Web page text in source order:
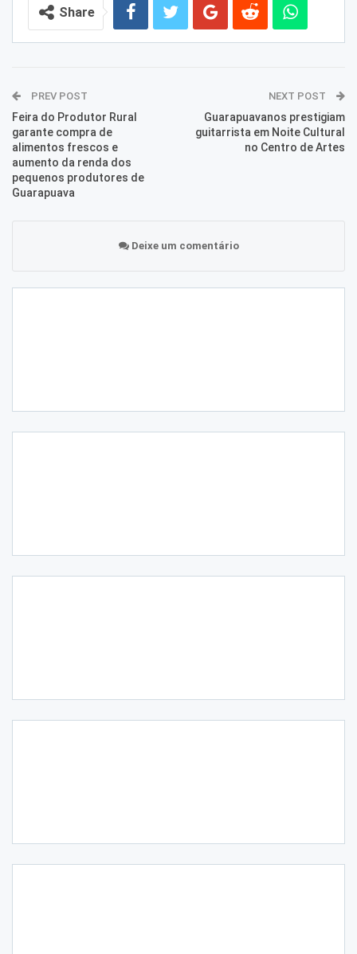
Share
PREV POST
Feira do Produtor Rural
garante compra de
alimentos frescos e
aumento da renda dos
pequenos produtores de
Guarapuava
NEXT POST
Guarapuavanos prestigiam
guitarrista em Noite Cultural
no Centro de Artes
Deixe um comentário